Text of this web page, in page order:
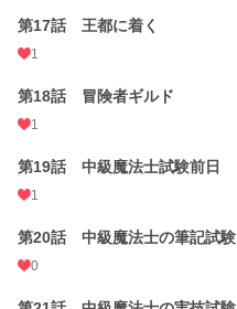
第17話 王都に着く
1
第18話 冒険者ギルド
1
第19話 中級魔法士試験前日
1
第20話 中級魔法士の筆記試験
0